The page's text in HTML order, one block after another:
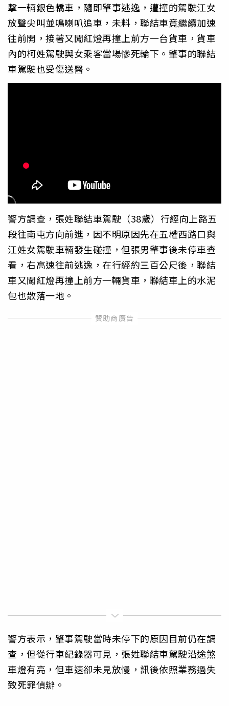
擊一輛銀色轎車，隨即肇事逃逸，遭撞的駕駛江女
放聲尖叫並鳴喇叭追車，未料，聯結車竟繼續加速
往前開，接著又闖紅燈再撞上前方一台貨車，貨車
內的柯姓駕駛與女乘客當場慘死輪下。肇事的聯結
車駕駛也受傷送醫。
警方調查，張姓聯結車駕駛（38歲）行經向上路五
段往南屯方向前進，因不明原因先在五權西路口與
江姓女駕駛車輛發生碰撞，但張男肇事後未停車查
看，右高速往前逃逸，在行經約三百公尺後，聯結
車又闖紅燈再撞上前方一輛貨車，聯結車上的水泥
包也散落一地。
警方表示，肇事駕駛當時未停下的原因目前仍在調
查，但從行車紀錄器可見，張姓聯結車駕駛沿途煞
車燈有亮，但車速卻未見放慢，訊後依照業務過失
致死罪偵辦。